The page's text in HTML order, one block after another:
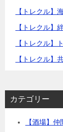
【トレクル】
【トレクル】
【トレクル】
【トレクル】
カテゴリー
【酒場】仲